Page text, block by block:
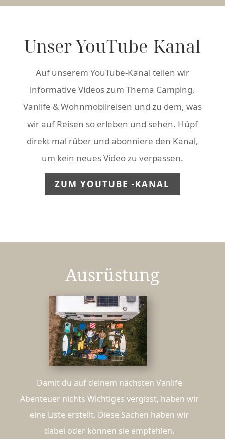
Unser YouTube-Kanal
Auf unserem YouTube-Kanal teilen wir
informative Videos zum Thema Camping,
Vanlife & Wohnmobilreisen und zu dem, was
wir auf Reisen so erleben und sehen. Hüpf
direkt mal rüber und abonniere den Kanal,
um kein neues Video zu verpassen.
ZUM YOUTUBE -KANAL
Ausrüstung
Damit du auf deinem nächsten Vanlife
Abenteuer nichts Wichtiges vergisst, haben wir
eine Liste erstellt. Diese Sachen haben wir
dabei oder können sie empfehlen.